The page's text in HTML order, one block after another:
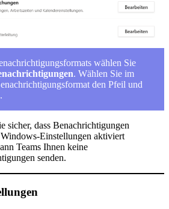
wählen Sie
. Wählen Sie im
den Pfeil und
sicher, dass Benachrichtigungen
Einstellungen aktiviert
Teams Ihnen keine
senden.